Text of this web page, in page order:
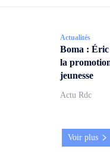
Actualités
Boma :
la
jeunesse
Actu Rdc
Voir plus